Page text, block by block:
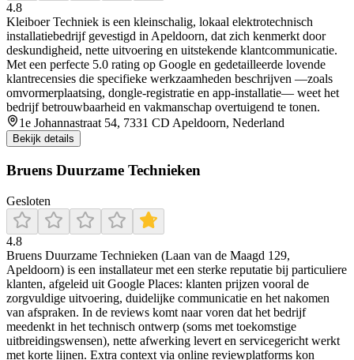
4.8
Kleiboer Techniek is een kleinschalig, lokaal elektrotechnisch
installatiebedrijf gevestigd in Apeldoorn, dat zich kenmerkt door
deskundigheid, nette uitvoering en uitstekende klantcommunicatie.
Met een perfecte 5.0 rating op Google en gedetailleerde lovende
klantrecensies die specifieke werkzaamheden beschrijven —zoals
omvormerplaatsing, dongle-registratie en app‑installatie— weet het
bedrijf betrouwbaarheid en vakmanschap overtuigend te tonen.
1e Johannastraat 54, 7331 CD Apeldoorn, Nederland
Bekijk details
Bruens Duurzame Technieken
Gesloten
4.8
Bruens Duurzame Technieken (Laan van de Maagd 129,
Apeldoorn) is een installateur met een sterke reputatie bij particuliere
klanten, afgeleid uit Google Places: klanten prijzen vooral de
zorgvuldige uitvoering, duidelijke communicatie en het nakomen
van afspraken. In de reviews komt naar voren dat het bedrijf
meedenkt in het technisch ontwerp (soms met toekomstige
uitbreidingswensen), nette afwerking levert en servicegericht werkt
met korte lijnen. Extra context via online reviewplatforms kon